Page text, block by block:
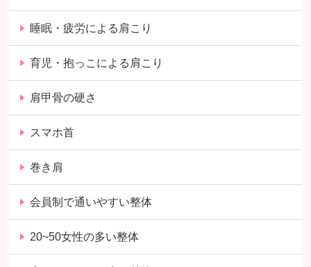
睡眠・疲労による肩こり
育児・抱っこによる肩こり
肩甲骨の硬さ
スマホ首
巻き肩
会員制で通いやすい整体
20~50女性の多い整体